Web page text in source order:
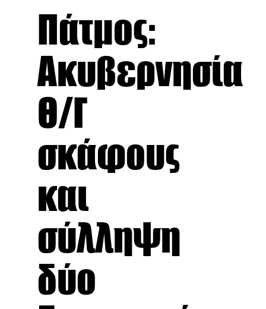
Πάτμος:
Ακυβερνησία
Θ/Γ
σκάφους
και
σύλληψη
δύο